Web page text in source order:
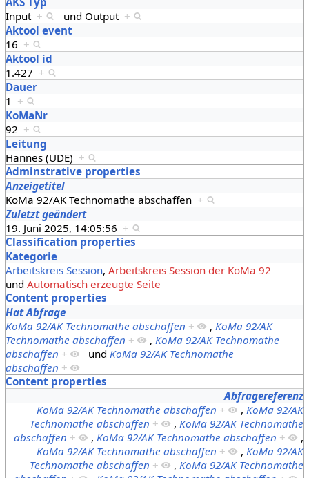
Input + und Output +
Aktool event
16 +
Aktool id
1.427 +
Dauer
1 +
KoMaNr
92 +
Leitung
Hannes (UDE) +
Adminstrative properties
Anzeigetitel
KoMa 92/AK Technomathe abschaffen +
Zuletzt geändert
19. Juni 2025, 14:05:56 +
Classification properties
Kategorie
Arbeitskreis Session, Arbeitskreis Session der KoMa 92
und Automatisch erzeugte Seite
Content properties
Hat Abfrage
KoMa 92/AK Technomathe abschaffen + , KoMa 92/AK
Technomathe abschaffen + , KoMa 92/AK Technomathe
abschaffen + und KoMa 92/AK Technomathe
abschaffen +
Content properties
Abfragereferenz
KoMa 92/AK Technomathe abschaffen + , KoMa 92/AK
Technomathe abschaffen + , KoMa 92/AK Technomathe
abschaffen + , KoMa 92/AK Technomathe abschaffen +
,
KoMa 92/AK Technomathe abschaffen + , KoMa 92/AK
Technomathe abschaffen + , KoMa 92/AK Technomathe